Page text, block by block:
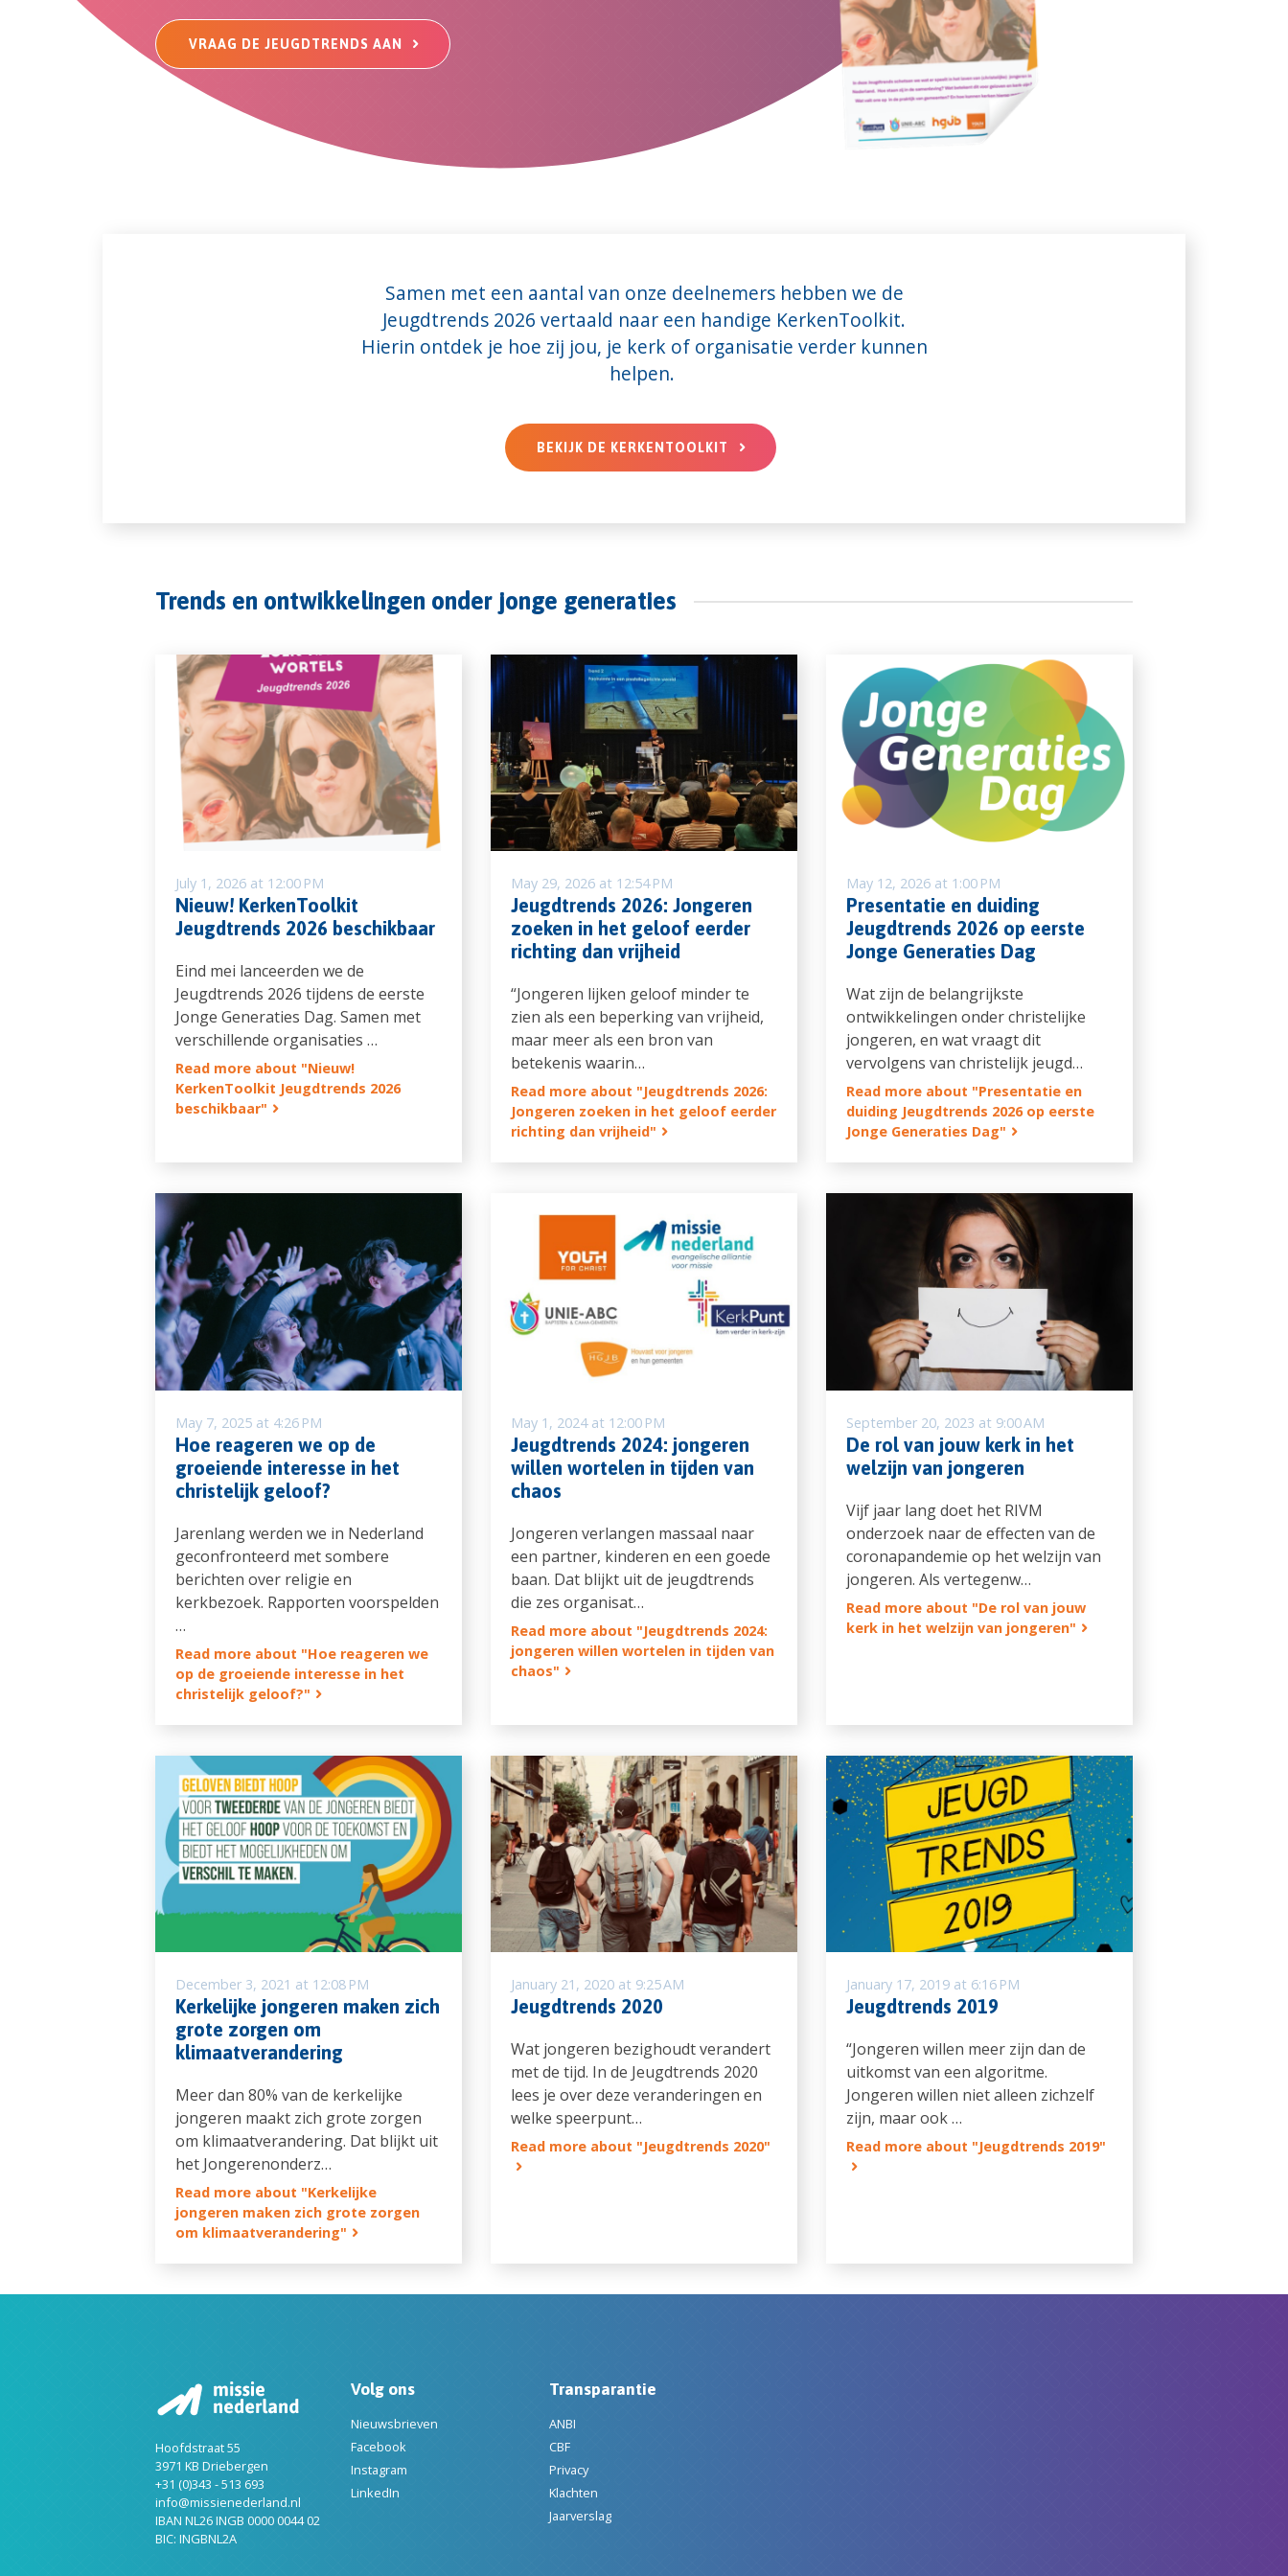
VRAAG DE JEUGDTRENDS AAN
Samen met een aantal van onze deelnemers hebben we de
Jeugdtrends 2026 vertaald naar een handige KerkenToolkit.
Hierin ontdek je hoe zij jou, je kerk of organisatie verder kunnen
helpen.
BEKIJK DE KERKENTOOLKIT
Trends en ontwikkelingen onder jonge generaties
July 1, 2026 at 12:00 PM
Nieuw! KerkenToolkit
Jeugdtrends 2026 beschikbaar
Eind mei lanceerden we de
Jeugdtrends 2026 tijdens de eerste
Jonge Generaties Dag. Samen met
verschillende organisaties …
Read more about "Nieuw!
KerkenToolkit Jeugdtrends 2026
beschikbaar"
May 29, 2026 at 12:54 PM
Jeugdtrends 2026: Jongeren
zoeken in het geloof eerder
richting dan vrijheid
“Jongeren lijken geloof minder te
zien als een beperking van vrijheid,
maar meer als een bron van
betekenis waarin…
Read more about "Jeugdtrends 2026:
Jongeren zoeken in het geloof eerder
richting dan vrijheid"
May 12, 2026 at 1:00 PM
Presentatie en duiding
Jeugdtrends 2026 op eerste
Jonge Generaties Dag
Wat zijn de belangrijkste
ontwikkelingen onder christelijke
jongeren, en wat vraagt dit
vervolgens van christelijk jeugd…
Read more about "Presentatie en
duiding Jeugdtrends 2026 op eerste
Jonge Generaties Dag"
May 7, 2025 at 4:26 PM
Hoe reageren we op de
groeiende interesse in het
christelijk geloof?
Jarenlang werden we in Nederland
geconfronteerd met sombere
berichten over religie en
kerkbezoek. Rapporten voorspelden
…
Read more about "Hoe reageren we
op de groeiende interesse in het
christelijk geloof?"
May 1, 2024 at 12:00 PM
Jeugdtrends 2024: jongeren
willen wortelen in tijden van
chaos
Jongeren verlangen massaal naar
een partner, kinderen en een goede
baan. Dat blijkt uit de jeugdtrends
die zes organisat…
Read more about "Jeugdtrends 2024:
jongeren willen wortelen in tijden van
chaos"
September 20, 2023 at 9:00 AM
De rol van jouw kerk in het
welzijn van jongeren
Vijf jaar lang doet het RIVM
onderzoek naar de effecten van de
coronapandemie op het welzijn van
jongeren. Als vertegenw…
Read more about "De rol van jouw
kerk in het welzijn van jongeren"
December 3, 2021 at 12:08 PM
Kerkelijke jongeren maken zich
grote zorgen om
klimaatverandering
Meer dan 80% van de kerkelijke
jongeren maakt zich grote zorgen
om klimaatverandering. Dat blijkt uit
het Jongerenonderz…
Read more about "Kerkelijke
jongeren maken zich grote zorgen
om klimaatverandering"
January 21, 2020 at 9:25 AM
Jeugdtrends 2020
Wat jongeren bezighoudt verandert
met de tijd. In de Jeugdtrends 2020
lees je over deze veranderingen en
welke speerpunt…
Read more about "Jeugdtrends 2020"
January 17, 2019 at 6:16 PM
Jeugdtrends 2019
“Jongeren willen meer zijn dan de
uitkomst van een algoritme.
Jongeren willen niet alleen zichzelf
zijn, maar ook …
Read more about "Jeugdtrends 2019"
Hoofdstraat 55
3971 KB Driebergen
+31 (0)343 - 513 693
info@missienederland.nl
IBAN NL26 INGB 0000 0044 02
BIC: INGBNL2A
Volg ons
Nieuwsbrieven
Facebook
Instagram
LinkedIn
Transparantie
ANBI
CBF
Privacy
Klachten
Jaarverslag